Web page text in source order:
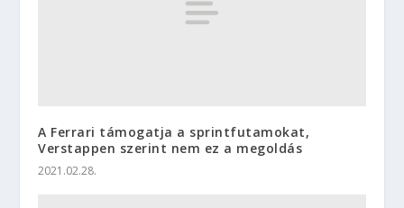
A Ferrari támogatja a sprintfutamokat,
Verstappen szerint nem ez a megoldás
2021.02.28.